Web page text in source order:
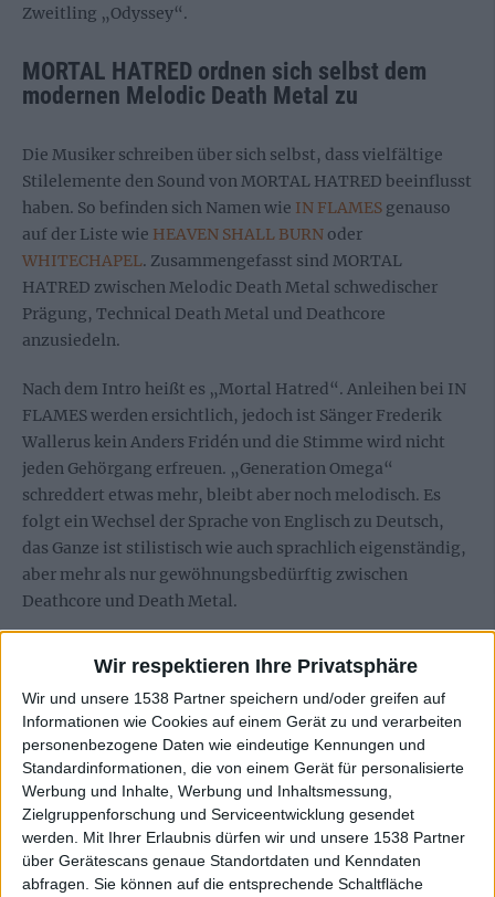
Wir respektieren Ihre Privatsphäre
Wir und unsere 1538 Partner speichern und/oder greifen auf
Informationen wie Cookies auf einem Gerät zu und verarbeiten
personenbezogene Daten wie eindeutige Kennungen und
Standardinformationen, die von einem Gerät für personalisierte
Werbung und Inhalte, Werbung und Inhaltsmessung,
Zielgruppenforschung und Serviceentwicklung gesendet
werden. Mit Ihrer Erlaubnis dürfen wir und unsere 1538 Partner
über Gerätescans genaue Standortdaten und Kenndaten
abfragen. Sie können auf die entsprechende Schaltfläche
Zweitling „Odyssey“.
MORTAL HATRED ordnen sich selbst dem
modernen Melodic Death Metal zu
Die Musiker schreiben über sich selbst, dass vielfältige
Stilelemente den Sound von MORTAL HATRED beeinflusst
haben. So befinden sich Namen wie IN FLAMES genauso
auf der Liste wie HEAVEN SHALL BURN oder
WHITECHAPEL. Zusammengefasst sind MORTAL
HATRED zwischen Melodic Death Metal schwedischer
Prägung, Technical Death Metal und Deathcore
anzusiedeln.
Nach dem Intro heißt es „Mortal Hatred“. Anleihen bei IN
FLAMES werden ersichtlich, jedoch ist Sänger Frederik
Wallerus kein Anders Fridén und die Stimme wird nicht
jeden Gehörgang erfreuen. „Generation Omega“
schreddert etwas mehr, bleibt aber noch melodisch. Es
folgt ein Wechsel der Sprache von Englisch zu Deutsch,
das Ganze ist stilistisch wie auch sprachlich eigenständig,
aber mehr als nur gewöhnungsbedürftig zwischen
Deathcore und Death Metal.
der Regel eher auf einem Pagan- oder Folk-Metal-Werk
zu finden. MORTAL HATRED schwärzen den Death Metal
an, allerdings keift Sänger Wallerus nur gelegentlich und
bleibt primär beim gutturalen Gesang. Richtungs- und
Sprachwechsel: zwischen Deathcore und Death Metal geht
es mit “ A Best Friends Funeral“ weiter, „Pompeji“ rudert
zurück zum groovigen Death Metal.
Mit dem Sound zwischen Melodie, Schreigesang,